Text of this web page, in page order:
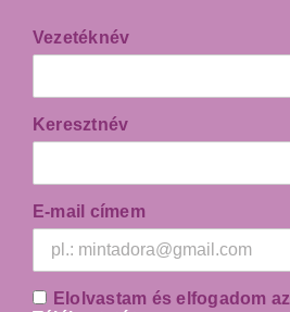
Vezetéknév
Keresztnév
E-mail címem
Elolvastam és elfogadom az